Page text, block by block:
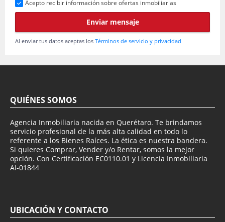
Acepto recibir información sobre ofertas inmobiliarias
Enviar mensaje
Al enviar tus datos aceptas los Términos de servicio y privacidad
QUIÉNES SOMOS
Agencia Inmobiliaria nacida en Querétaro. Te brindamos
servicio profesional de la más alta calidad en todo lo
referente a los Bienes Raíces. La ética es nuestra bandera.
Si quieres Comprar, Vender y/o Rentar, somos la mejor
opción. Con Certificación EC0110.01 y Licencia Inmobiliaria
AI-01844
UBICACIÓN Y CONTACTO